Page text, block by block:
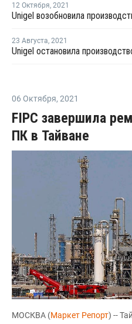
12 Октября, 2021
Unigel возобновила
23 Августа, 2021
06 Октября, 2021
FIPC завершила
ПК в Тайване
МОСКВА (Маркет Репорт) --